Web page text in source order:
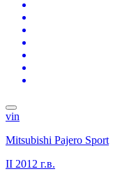
vin
Mitsubishi Pajero Sport
II 2012 г.в.